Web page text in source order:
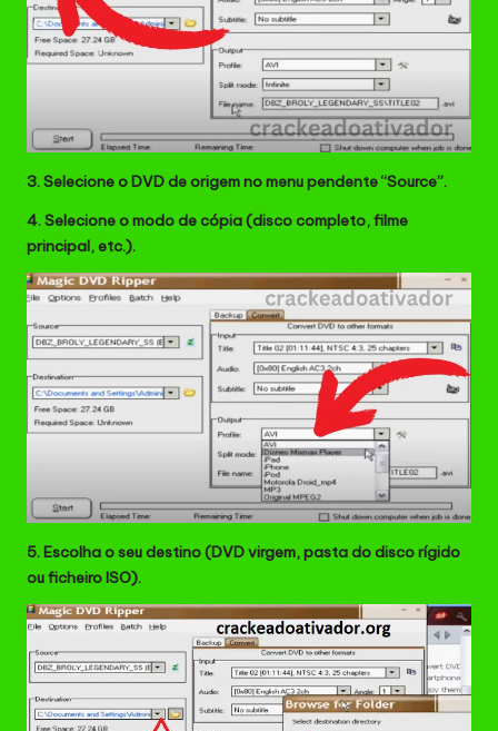
3. Selecione o DVD de origem no menu pendente “Source”.
4. Selecione o modo de cópia (disco completo, filme
principal, etc.).
5. Escolha o seu destino (DVD virgem, pasta do disco rígido
ou ficheiro ISO).